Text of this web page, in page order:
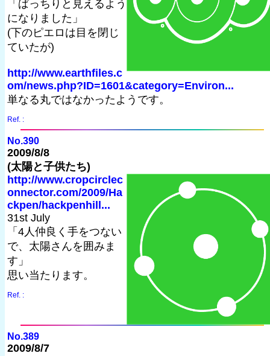
「ぱっちりと見えるよう
になりました」
(下のピエロは目を閉じ
ていたが)
http://www.earthfiles.c
om/news.php?ID=1601&category=Environ...
単なる丸ではなかったようです。
Ref. :
No.390
2009/8/8
(太陽と子供たち)
http://www.cropcirclec
onnector.com/2009/Ha
ckpen/hackpenhill...
31st July
「4人仲良く手をつない
で、太陽さんを囲みま
す」
思い当たります。
Ref. :
No.389
2009/8/7